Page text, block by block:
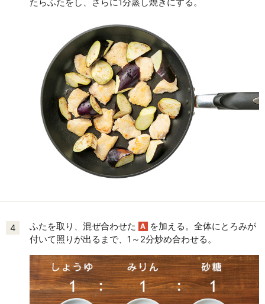
たらふたをし、さらに1分蒸し焼きにする。
4 ふたを取り、混ぜ合わせた A を加える。全体にとろみが
付いて照りが出るまで、1～2分炒め合わせる。